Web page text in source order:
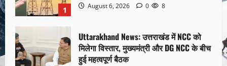
1 August 6, 2026 0 8
Uttarakhand News: उत्तराखंड में NCC को
मिलेगा विस्तार, मुख्यमंत्री और DG NCC के बीच
हुई महत्वपूर्ण बैठक